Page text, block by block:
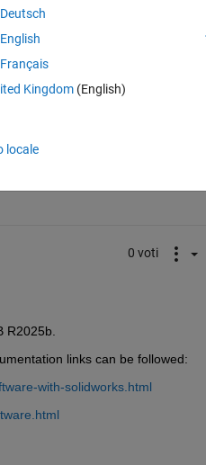
0 voti
R2025b.
links can be followed:
with-solidworks.html
Deutsch
English
Français
Kingdom(English)
locale